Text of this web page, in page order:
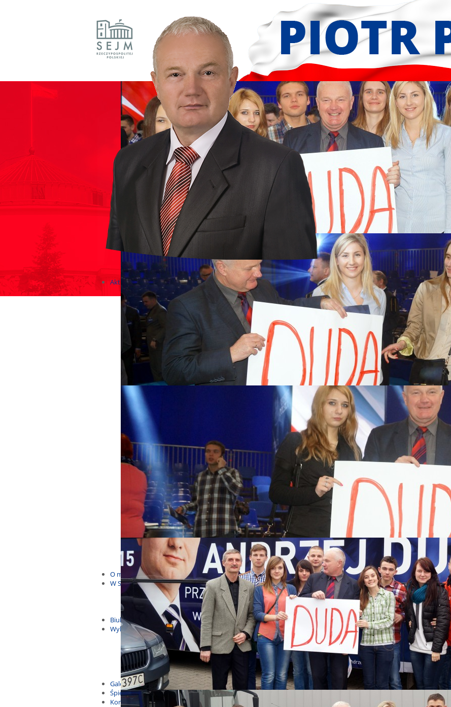
Aktualności
Zapowiedzi wydarzeń
KONKURSY 2020 - 2026
KOLONIE 2021 - 2026
Imprezy kulturalne - zaproszenia 2017
Różne
Konkursy 2017/2018
KONKURSY 2016/2017
KONKURSY 2015/2016
Konkursy 2014/2015
Wizyty w Parlamencie i Ministerstwach
Spotkania i debaty, PROTESTY, MARSZE
Debaty i spotkania 2017
Konkursy 2014
Różne
Praca w kampanii
Sejmowe
Budżet Obywatelski 2021
Dla dzieci i młodzieży
Msze, marsze i wiece
KOLONIE 2022
Wybory samorządowe 2018
Dożynki 2014
EUROWYBORY 2019
Debaty i spotkania 2016
Debaty i spotkania 2019
wybory
Kolonie Stegna 2020
Spotkanie w Bronowie
WYJAZDY
O mnie
W Sejmie
Patroni Roku 2016
Św. Jan Paweł II Patronem Roku 2015
10.04.2014 - Czwarta Roczniica Katastrofy Smoleńskiej
Biuletyny
Wybory
Wybory samorządowe
Wybory parlamentarne
Wybory do Parlamentu Europejskiego
Wybory prezydenckie 2020
Wybory 2014
Galeria
Śpiewnik
Kontakt